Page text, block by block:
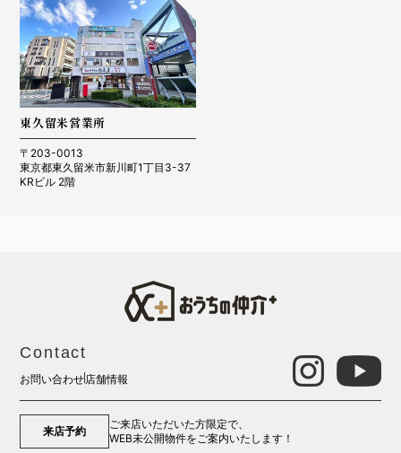
東久留米営業所
〒203-0013
東京都東久留米市新川町1丁目3-37
KRビル 2階
Contact
お問い合わせ 店舗情報
来店予約
ご来店いただいた方限定で、
WEB未公開物件をご案内いたします！